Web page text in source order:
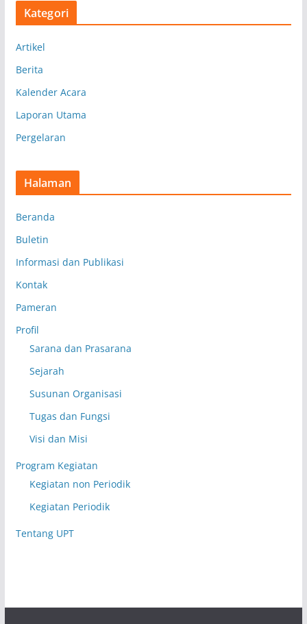
Kategori
Artikel
Berita
Kalender Acara
Laporan Utama
Pergelaran
Halaman
Beranda
Buletin
Informasi dan Publikasi
Kontak
Pameran
Profil
Sarana dan Prasarana
Sejarah
Susunan Organisasi
Tugas dan Fungsi
Visi dan Misi
Program Kegiatan
Kegiatan non Periodik
Kegiatan Periodik
Tentang UPT